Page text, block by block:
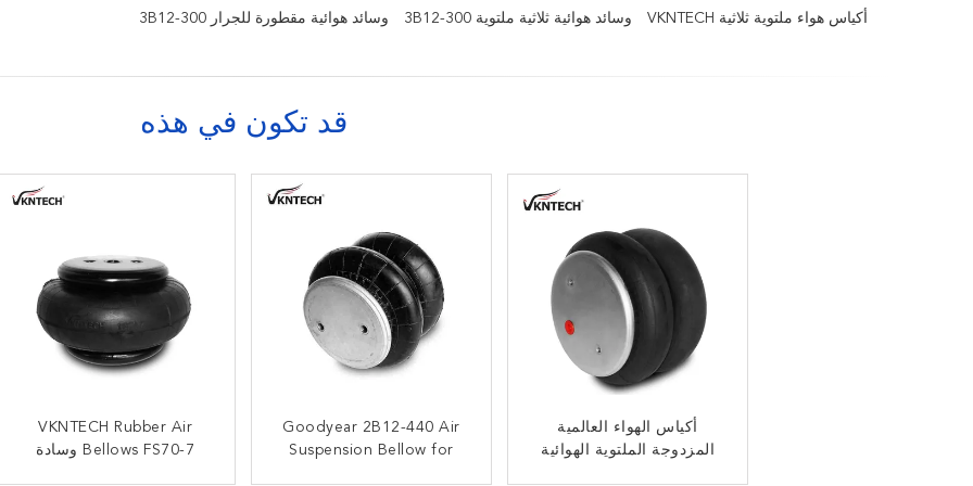
أكياس هواء ملتوية ثلاثية VKNTECH وسائد هوائية ثلاثية ملتوية 3B12-300 وسائد هوائية مقطورة للجرار 3B12-300
قد تكون في هذه
VKNTECH Rubber Air
Bellows FS70-7 وسادة
Goodyear 2B12-440 Air
Suspension Bellow for
أكياس الهواء العالمية
المزدوجة الملتوية الهوائية
W01-358-3403 أكياس
هوائية مزدوجة ملتفة من
زنبرك هوائي ثلاثي ملتف
مملوء بالغاز 3B14-356
أكياس هوائية مزدوجة ملتفة
2B12-324 EZ RIDE OE